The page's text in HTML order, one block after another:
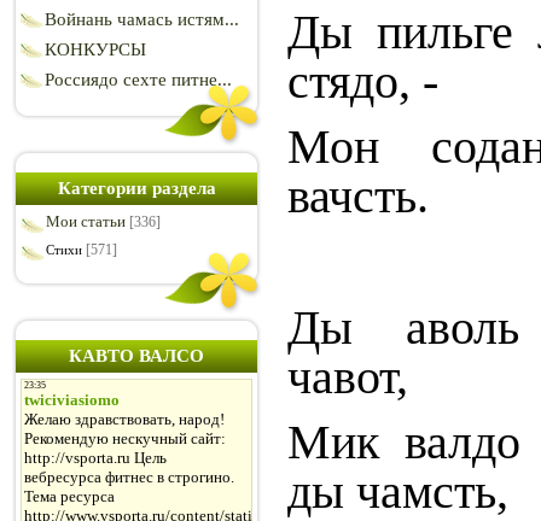
Войнань чамась истям...
КОНКУРСЫ
Россиядо сехте питне...
Категории раздела
Мои статьи [336]
Стихи [571]
КАВТО ВАЛСО
Ды пильге
стядо, -
Мон
вачсть.
Ды аволь
чавот,
Мик валдо
ды чамсть,